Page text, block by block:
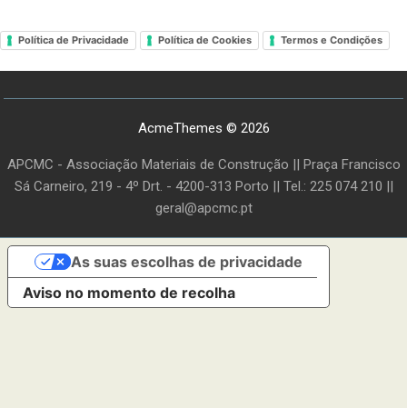
Política de Privacidade Política de Cookies Termos e Condições
AcmeThemes © 2026
APCMC - Associação Materiais de Construção || Praça Francisco
Sá Carneiro, 219 - 4º Drt. - 4200-313 Porto || Tel.: 225 074 210 ||
geral@apcmc.pt
Aviso no momento de recolha
As suas escolhas de privacidade